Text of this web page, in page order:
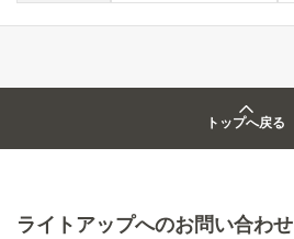
トップへ戻る
ライトアップへのお問い合わせ